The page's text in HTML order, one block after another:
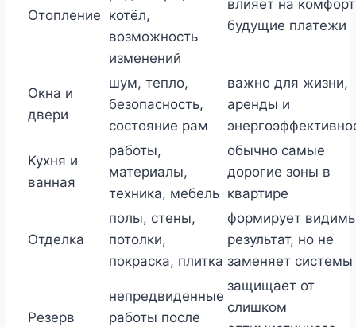
Отопление котёл,
возможность
изменений
влияет на
будущие платежи
Окна и
двери
шум, тепло,
безопасность,
состояние рам
важно для жизни,
аренды и
Кухня и
ванная
работы,
материалы,
техника, мебель
обычно самые
дорогие зоны в
квартире
Отделка
полы, стены,
потолки,
покраска, плитка
формирует
результат, но не
заменяет системы
Резерв
непредвиденные
работы после
защищает от
слишком